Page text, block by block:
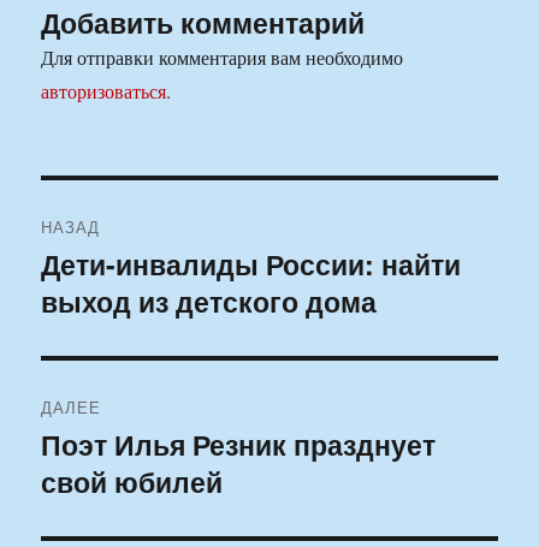
Добавить комментарий
Для отправки комментария вам необходимо
авторизоваться.
по
записям
НАЗАД
Предыдущая
запись:
Дети-инвалиды России: найти
выход из детского дома
ДАЛЕЕ
Следующая
запись:
Поэт Илья Резник празднует
свой юбилей